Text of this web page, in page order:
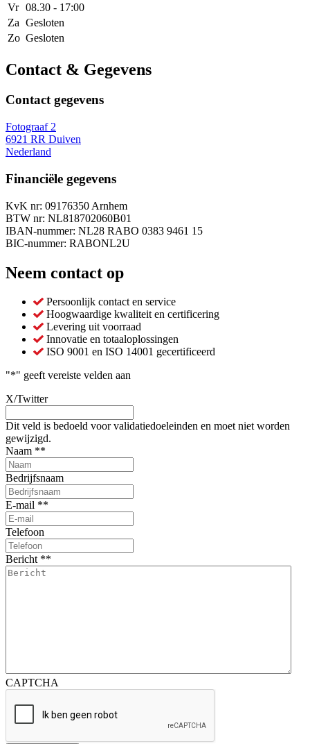
Vr 08.30 - 17:00
Za Gesloten
Zo Gesloten
Contact & Gegevens
Contact gegevens
Fotograaf 2
6921 RR Duiven
Nederland
Financiële gegevens
KvK nr: 09176350 Arnhem
BTW nr: NL818702060B01
IBAN-nummer: NL28 RABO 0383 9461 15
BIC-nummer: RABONL2U
Neem contact op
Persoonlijk contact en service
Hoogwaardige kwaliteit en certificering
Levering uit voorraad
Innovatie en totaaloplossingen
ISO 9001 en ISO 14001 gecertificeerd
"*" geeft vereiste velden aan
X/Twitter
Dit veld is bedoeld voor validatiedoeleinden en moet niet worden
gewijzigd.
Naam **
Bedrijfsnaam
E-mail **
Telefoon
Bericht **
CAPTCHA